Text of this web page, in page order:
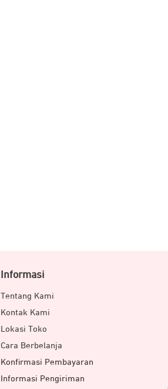
Informasi
Tentang Kami
Kontak Kami
Lokasi Toko
Cara Berbelanja
Konfirmasi Pembayaran
Informasi Pengiriman